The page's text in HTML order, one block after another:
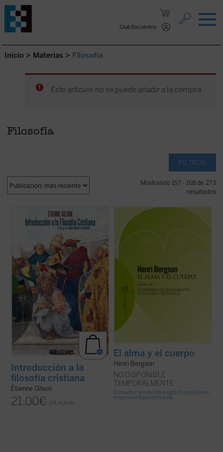
Club Encuentro
Saltar al contenido.
Inicio > Materias > Filosofía
Este artículo no se puede añadir a la compra
Filosofía
FILTROS
Mostrando 157 - 168 de 273
resultados
Prólogo de Juan Miguel Palacios
En este libro, inédito hasta ahora en
español, descubrimos un ensayo brillante
del Gilson maduro, una disertación otoñal
sobre las ideas más queridas del gran
medievalista, presentadas en tres ...
ficha)
Introducción a la
filosofía cristiana
Étienne Gilson
21,00€ IVA incluido
El problema de la relación cuerpo-alma es
de los que no dejan a nadie indiferente. Hay
que añadir además que es un problema
ineludible. Porque tanto si se admite la
dualidad última, metafísica, de ambos
términos, como si se niega, por ...
El alma y el cuerpo
Henri Bergson
NO DISPONIBLE
TEMPORALMENTE
Consultar si este libro está disponible en
impresión bajo demanda